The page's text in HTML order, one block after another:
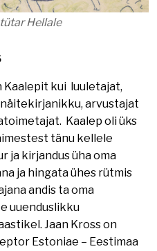
Hellale
Kaalepit kui luuletajat,
arvustajat
Kaalep oli üks
tänu kellele
ja kirjandus üha oma
ja hingata ühes rütmis
andis ta oma
uuenduslikku
Jaan Kross on
Estoniae – Eestimaa